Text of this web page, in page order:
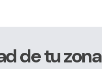
de tu zona